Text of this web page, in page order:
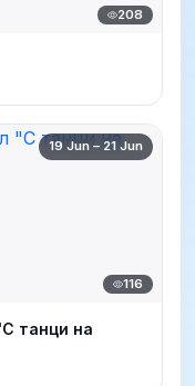
208
19 Jun – 21 Jun
116
танци на